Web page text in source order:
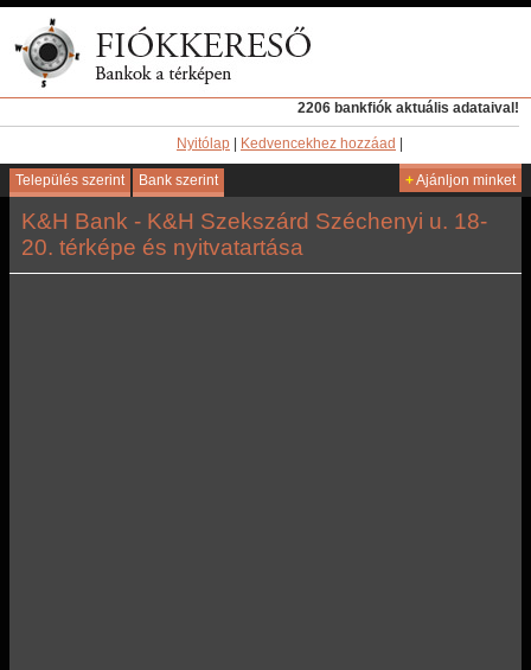
2206 bankfiók aktuális adataival!
Nyitólap Kedvencekhez hozzáad
Település szerint Bank szerint +Ajánljon minket
K&H Bank - K&H Szekszárd Széchenyi u. 18-
20. térképe és nyitvatartása